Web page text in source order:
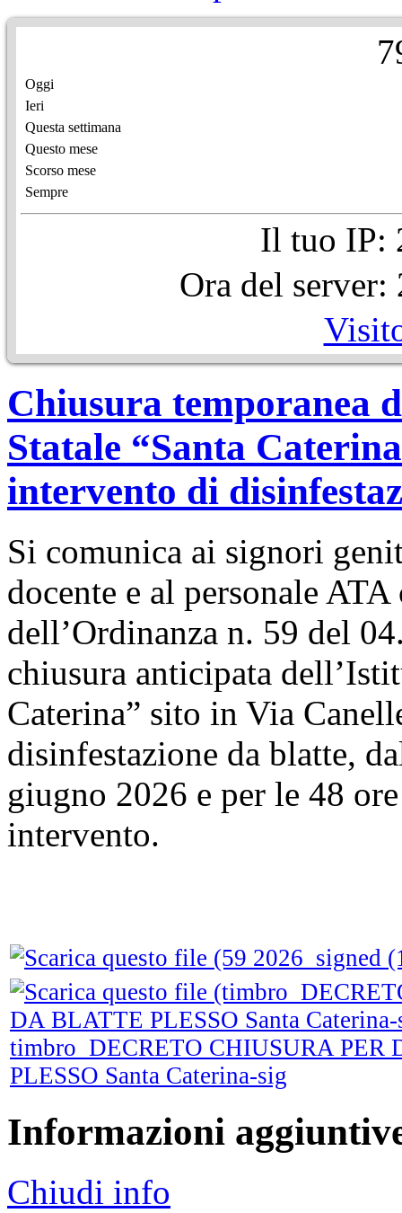
7
Oggi
Ieri
Questa settimana
Questo mese
Scorso mese
Sempre
Il tuo IP:
Ora del
Chiusura temporanea
Statale “Santa
intervento di
Si comunica ai signori
docente e al personale
dell’Ordinanza n. 59 del
chiusura anticipata
Caterina” sito in Via
disinfestazione da blatte,
giugno 2026 e per le 48
intervento.
timbro_DECRETO CHIUSURA
PLESSO Santa Caterina-sig
Informazioni
Chiudi info